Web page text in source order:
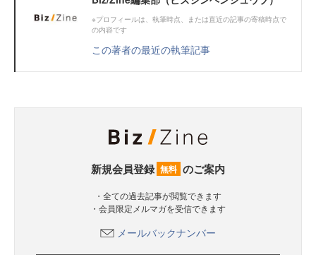
※プロフィールは、執筆時点、または直近の記事の寄稿時点で
の内容です
この著者の最近の執筆記事
新規会員登録 無料 のご案内
・全ての過去記事が閲覧できます
・会員限定メルマガを受信できます
メールバックナンバー